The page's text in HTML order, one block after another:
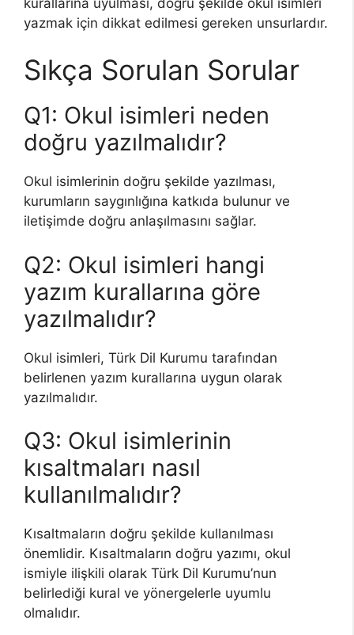
yazmak için dikkat edilmesi gereken unsurlardır.
Sıkça Sorulan Sorular
Q1: Okul isimleri neden
doğru yazılmalıdır?
Okul isimlerinin doğru şekilde yazılması,
kurumların saygınlığına katkıda bulunur ve
iletişimde doğru anlaşılmasını sağlar.
Q2: Okul isimleri hangi
yazım kurallarına göre
yazılmalıdır?
Okul isimleri, Türk Dil Kurumu tarafından
belirlenen yazım kurallarına uygun olarak
yazılmalıdır.
Q3: Okul isimlerinin
kısaltmaları nasıl
kullanılmalıdır?
Kısaltmaların doğru şekilde kullanılması
önemlidir. Kısaltmaların doğru yazımı, okul
ismiyle ilişkili olarak Türk Dil Kurumu’nun
belirlediği kural ve yönergelerle uyumlu
olmalıdır.